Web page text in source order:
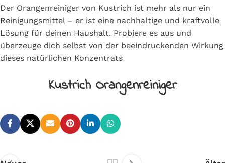
Der Orangenreiniger von Kustrich ist mehr als nur ein
Reinigungsmittel – er ist eine nachhaltige und kraftvolle
Lösung für deinen Haushalt. Probiere es aus und
überzeuge dich selbst von der beeindruckenden Wirkung
dieses natürlichen Konzentrats
Kustrich Orangenreiniger